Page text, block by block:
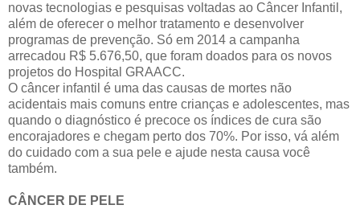
novas tecnologias e pesquisas voltadas ao Câncer Infantil,
além de oferecer o melhor tratamento e desenvolver
programas de prevenção. Só em 2014 a campanha
arrecadou R$ 5.676,50, que foram doados para os novos
projetos do Hospital GRAACC.
O câncer infantil é uma das causas de mortes não
acidentais mais comuns entre crianças e adolescentes, mas
quando o diagnóstico é precoce os índices de cura são
encorajadores e chegam perto dos 70%. Por isso, vá além
do cuidado com a sua pele e ajude nesta causa você
também.
CÂNCER DE PELE